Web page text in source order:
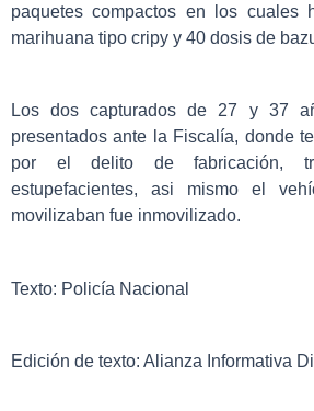
paquetes compactos en los cuales
marihuana tipo cripy y 40 dosis de
Los dos capturados de 27 y 37
presentados ante la Fiscalía, donde
por el delito de fabricación,
estupefacientes, asi mismo el
movilizaban fue inmovilizado.
Texto: Policía Nacional
Edición de texto: Alianza Informativa